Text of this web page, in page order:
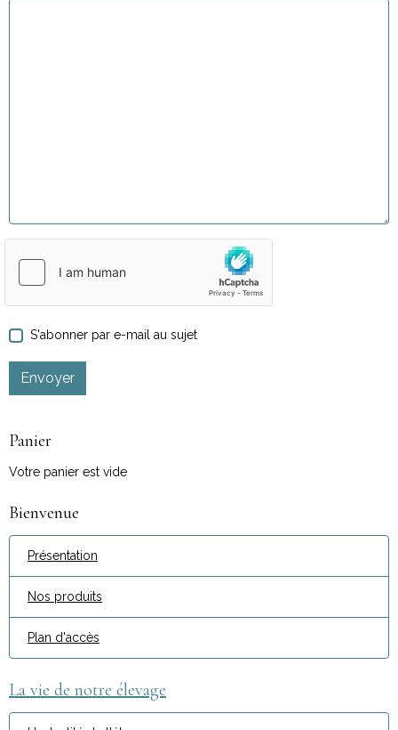
S'abonner par e-mail au sujet
Envoyer
Panier
Votre panier est vide
Bienvenue
Présentation
Nos produits
Plan d'accès
La vie de notre élevage